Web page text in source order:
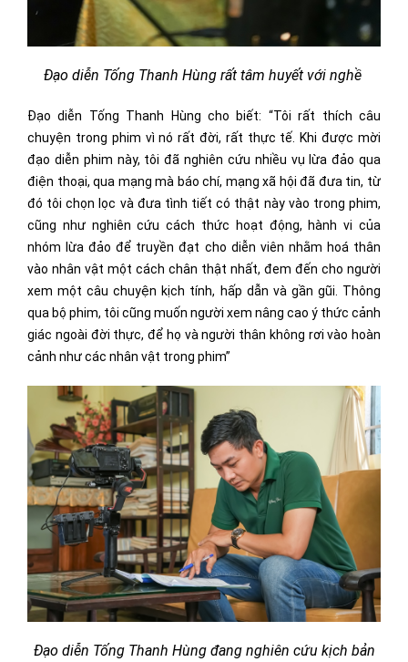
Đạo diễn Tống Thanh Hùng rất tâm huyết với nghề
Đạo diễn Tống Thanh Hùng cho biết: “Tôi rất thích câu
chuyện trong phim vì nó rất đời, rất thực tế. Khi được mời
đạo diễn phim này, tôi đã nghiên cứu nhiều vụ lừa đảo qua
điện thoại, qua mạng mà báo chí, mạng xã hội đã đưa tin, từ
đó tôi chọn lọc và đưa tình tiết có thật này vào trong phim,
cũng như nghiên cứu cách thức hoạt động, hành vi của
nhóm lừa đảo để truyền đạt cho diễn viên nhằm hoá thân
vào nhân vật một cách chân thật nhất, đem đến cho người
xem một câu chuyện kịch tính, hấp dẫn và gần gũi. Thông
qua bộ phim, tôi cũng muốn người xem nâng cao ý thức cảnh
giác ngoài đời thực, để họ và người thân không rơi vào hoàn
cảnh như các nhân vật trong phim”
Đạo diễn Tống Thanh Hùng đang nghiên cứu kịch bản